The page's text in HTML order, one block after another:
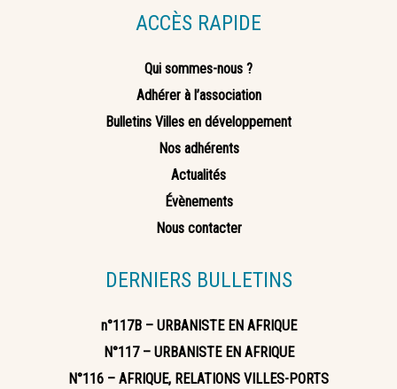
ACCÈS RAPIDE
Qui sommes-nous ?
Adhérer à l’association
Bulletins Villes en développement
Nos adhérents
Actualités
Évènements
Nous contacter
DERNIERS BULLETINS
n°117B – URBANISTE EN AFRIQUE
N°117 – URBANISTE EN AFRIQUE
N°116 – AFRIQUE, RELATIONS VILLES-PORTS